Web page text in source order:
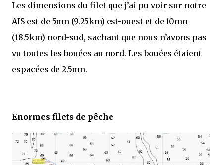
Les dimensions du filet que j’ai pu voir sur notre
AIS est de 5mn (9.25km) est-ouest et de 10mn
(18.5km) nord-sud, sachant que nous n’avons pas
vu toutes les bouées au nord. Les bouées étaient
espacées de 2.5mn.
Enormes filets de pêche